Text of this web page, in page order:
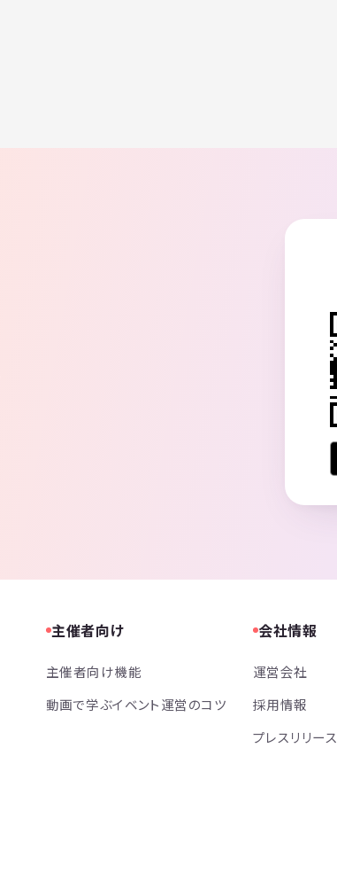
主催者向け
主催者向け機能
動画で学ぶイベント運営のコツ
会社情報
運営会社
採用情報
プレスリリース